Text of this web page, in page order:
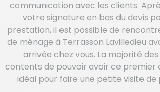
communication avec les clients.
votre signature en bas du devis
prestation, il est possible de
de ménage à Terrasson Lavilledieu
arrivée chez vous. La majorité
contents de pouvoir avoir ce premier
idéal pour faire une petite visite